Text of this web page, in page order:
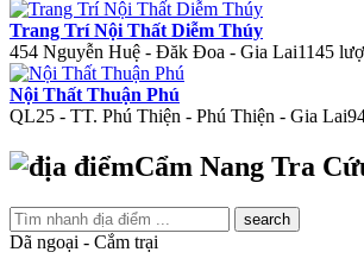
Trang Trí Nội Thất Diễm Thúy
454 Nguyễn Huệ - Đăk Đoa - Gia Lai1145
Nội Thất Thuận Phú
QL25 - TT. Phú Thiện - Phú Thiện - Gia Lai
Cẩm Nang Tra
search
Dã ngoại - Cắm trại